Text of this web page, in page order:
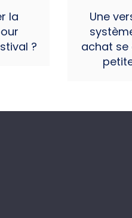
la
?
Une
achat se